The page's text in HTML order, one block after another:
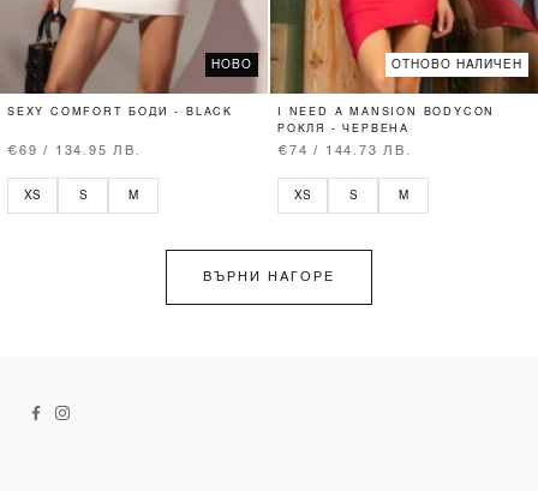
НОВО
SEXY COMFORT БОДИ - BLACK
€69 / 134.95 ЛВ.
XS S M
ОТНОВО НАЛИЧЕН
I NEED A MANSION BODYCON
РОКЛЯ - ЧЕРВЕНА
€74 / 144.73 ЛВ.
XS S M
ВЪРНИ НАГОРЕ